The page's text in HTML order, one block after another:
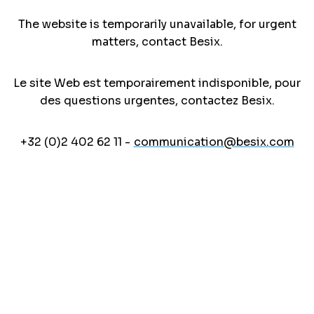
The website is temporarily unavailable, for urgent
matters, contact Besix.
Le site Web est temporairement indisponible, pour
des questions urgentes, contactez Besix.
+32 (0)2 402 62 11 - communication@besix.com